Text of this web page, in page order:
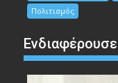
Πολιτισμός